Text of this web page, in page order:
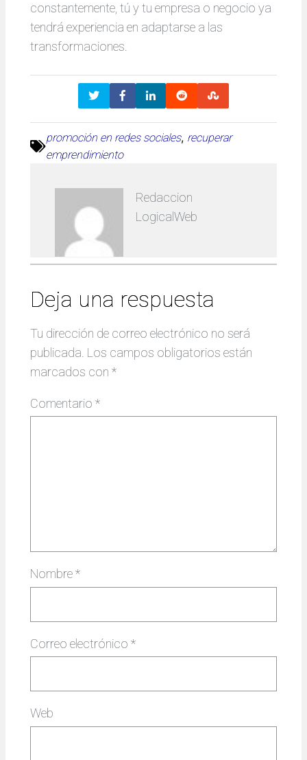
constantemente, tú y tu empresa o negocio ya
tendrá experiencia en adaptarse a las
transformaciones.
promoción en redes sociales, recuperar
emprendimiento
Redaccion
LogicalWeb
Deja una respuesta
Tu dirección de correo electrónico no será
publicada. Los campos obligatorios están
marcados con *
Comentario *
Nombre*
Correo electrónico *
Web